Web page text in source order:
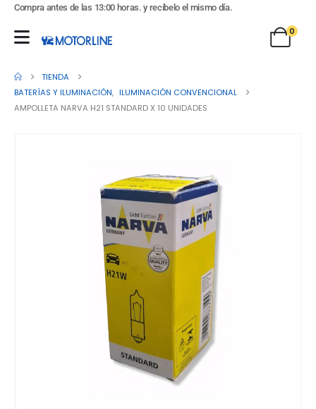
Compra antes de las 13:00 horas. y recíbelo el mismo día.
0
TIENDA
BATERÍAS Y ILUMINACIÓN, ILUMINACIÓN CONVENCIONAL
AMPOLLETA NARVA H21 STANDARD X 10 UNIDADES